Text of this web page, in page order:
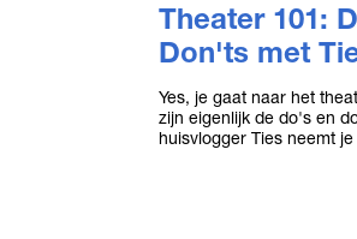
Theater 101:
Don'ts met
Yes, je gaat naar het
zijn eigenlijk de do's en
huisvlogger Ties neemt